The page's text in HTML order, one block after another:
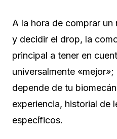
A la hora de comprar
y decidir el drop, la
principal a tener en
universalmente
depende de tu
experiencia, historial de
específicos.